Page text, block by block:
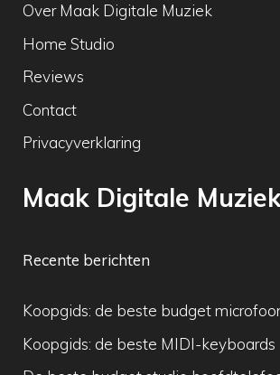
Over Maak Digitale Muziek
Home Studio
Reviews
Contact
Privacyverklaring
Maak Digitale
Recente berichten
Koopgids: de beste budget
Koopgids: de beste MIDI-keyboards